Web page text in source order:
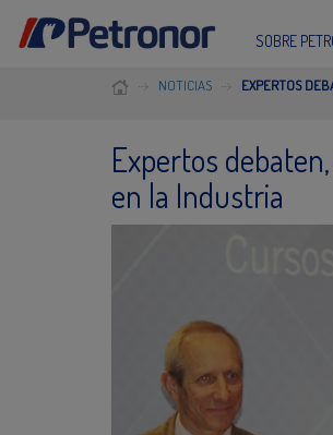
SOBRE
NOTICIAS EXPERTOS
Expertos
en la Industria